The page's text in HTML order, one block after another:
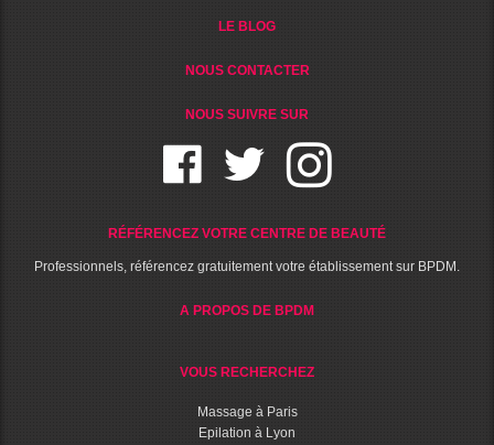
LE BLOG
NOUS CONTACTER
NOUS SUIVRE SUR
RÉFÉRENCEZ VOTRE CENTRE DE BEAUTÉ
Professionnels, référencez gratuitement votre établissement sur BPDM.
A PROPOS DE BPDM
VOUS RECHERCHEZ
Massage à Paris
Epilation à Lyon